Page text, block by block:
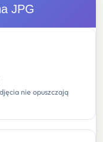
JPG
nie opuszczają